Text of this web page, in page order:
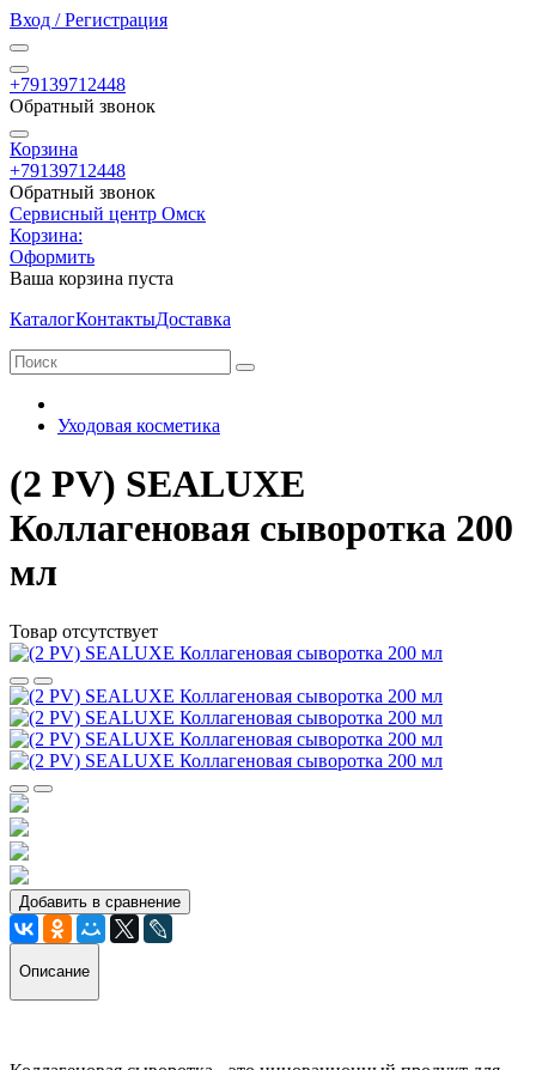
Вход / Регистрация
+79139712448
Обратный звонок
Корзина
+79139712448
Обратный звонок
Сервисный центр Омск
Корзина:
Оформить
Ваша корзина пуста
КаталогКонтактыДоставка
Уходовая косметика
(2 PV) SEALUXE
Коллагеновая сыворотка 200
мл
Товар отсутствует
Добавить в сравнение
Описание